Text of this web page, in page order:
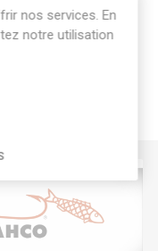
nos services. En
notre utilisation